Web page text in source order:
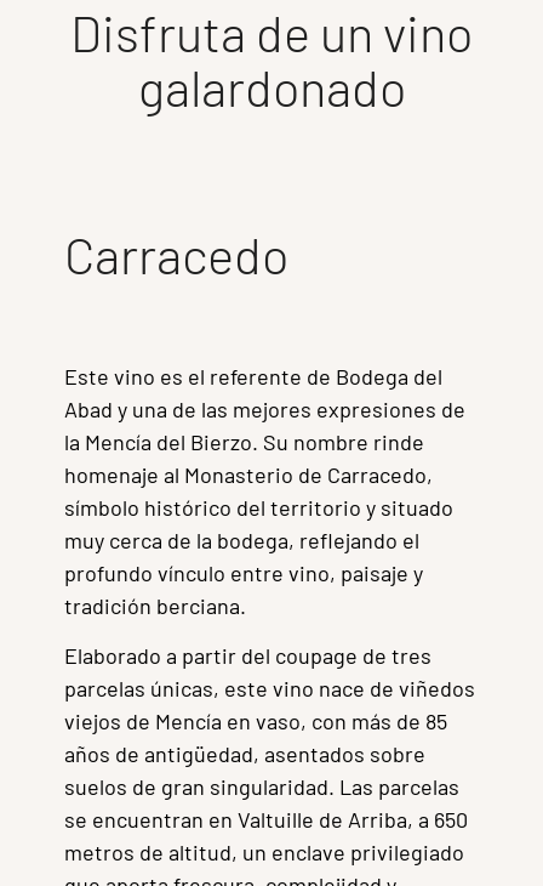
Disfruta de un vino
galardonado
Carracedo
Este vino es el referente de Bodega del
Abad y una de las mejores expresiones de
la Mencía del Bierzo. Su nombre rinde
homenaje al Monasterio de Carracedo,
símbolo histórico del territorio y situado
muy cerca de la bodega, reflejando el
profundo vínculo entre vino, paisaje y
tradición berciana.
Elaborado a partir del coupage de tres
parcelas únicas, este vino nace de viñedos
viejos de Mencía en vaso, con más de 85
años de antigüedad, asentados sobre
suelos de gran singularidad. Las parcelas
se encuentran en Valtuille de Arriba, a 650
metros de altitud, un enclave privilegiado